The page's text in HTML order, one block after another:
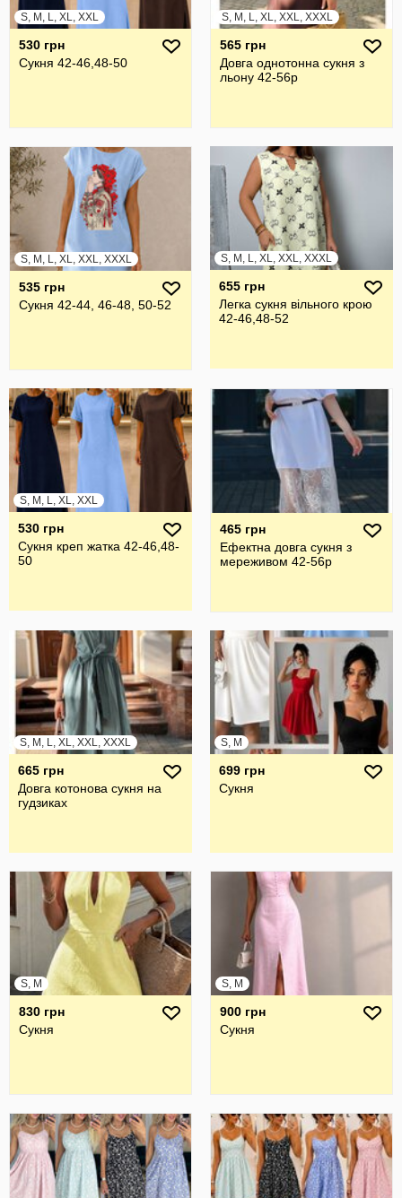
S, M, L, XL, XXL
530 грн
Сукня 42-46,48-50
S, M, L, XL, XXL, XXXL
565 грн
Довга однотонна сукня з
льону 42-56р
S, M, L, XL, XXL, XXXL
535 грн
Сукня 42-44, 46-48, 50-52
S, M, L, XL, XXL, XXXL
655 грн
Легка сукня вільного крою
42-46,48-52
S, M, L, XL, XXL
530 грн
Сукня креп жатка 42-46,48-
50
465 грн
Ефектна довга сукня з
мереживом 42-56р
S, M, L, XL, XXL, XXXL
665 грн
Довга котонова сукня на
гудзиках
S, M
699 грн
Сукня
S, M
830 грн
Сукня
S, M
900 грн
Сукня